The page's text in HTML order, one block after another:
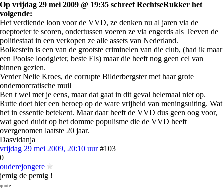
Op vrijdag 29 mei 2009 @ 19:35 schreef RechtseRukker het
volgende:
Het verdiende loon voor de VVD, ze denken nu al jaren via de
roeptoeter te scoren, ondertussen voeren ze via engerds als Teeven de
politiestaat in een verkopen ze alle assets van Nederland.
Bolkestein is een van de grootste criminelen van die club, (had ik maar
een Poolse loodgieter, beste Els) maar die heeft nog geen cel van
binnen gezien.
Verder Nelie Kroes, de corrupte Bilderbergster met haar grote
ondemorcratische muil
Ben t wel met je eens, maar dat gaat in dit geval helemaal niet op.
Rutte doet hier een beroep op de ware vrijheid van meningsuiting. Wat
het in essentie betekent. Maar daar heeft de VVD dus geen oog voor,
wat goed duidt op het domme populisme die de VVD heeft
overgenomen laatste 20 jaar.
Dasvidanja
vrijdag 29 mei 2009, 20:10 uur #103
0
ouderejongere
jemig de pemig !
quote: